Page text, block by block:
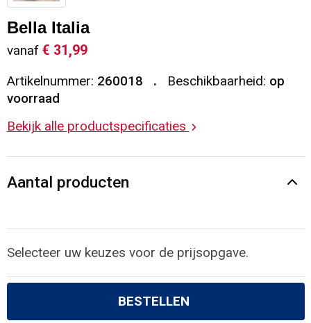
Sleutelhangers en Lanyards
Snoepgoed
Spellen voor binnen en buiten
Sport
Themapakketten
Vesten
Gilets
Blazers
Restauranttextiel
Reflecterende vesten
Hoofdbescherming
Reflecterende polo's
Caps, Hoeden en Mutsen
Bella Italia
vanaf € 31,99
Artikelnummer: 260018 Beschikbaarheid: op
voorraad
Bekijk alle productspecificaties
Aantal producten
Selecteer uw keuzes voor de prijsopgave.
BESTELLEN